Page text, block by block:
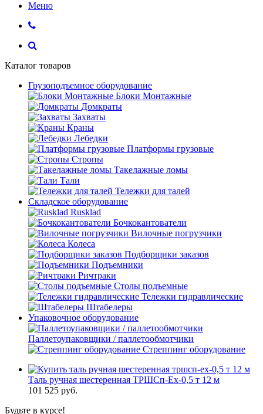
Меню
Каталог товаров
Грузоподъемное оборудование
Блоки Монтажные
Домкраты
Захваты
Краны
Лебедки
Платформы грузовые
Стропы
Такелажные ломы
Тали
Тележки для талей
Складское оборудование
Rusklad
Бочкокантователи
Вилочные погрузчики
Колеса
Подборщики заказов
Подъемники
Ричтраки
Столы подъемные
Тележки гидравлические
Штабелеры
Упаковочное оборудование
Паллетоупаковщики / паллетообмотчики
Стреппинг оборудование
Таль ручная шестеренная ТРШСп-Ех-0,5 т 12 м
101 525 руб.
Будьте в курсе!